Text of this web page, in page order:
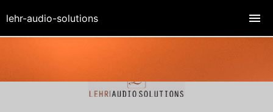
lehr-audio-solutions